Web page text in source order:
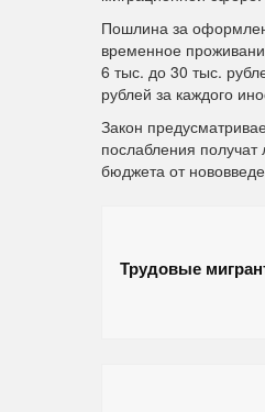
Пошлина за
временное
6 тыс. до 30 тыс.
рублей за каждого
Закон
послабления
бюджета от
Трудовые